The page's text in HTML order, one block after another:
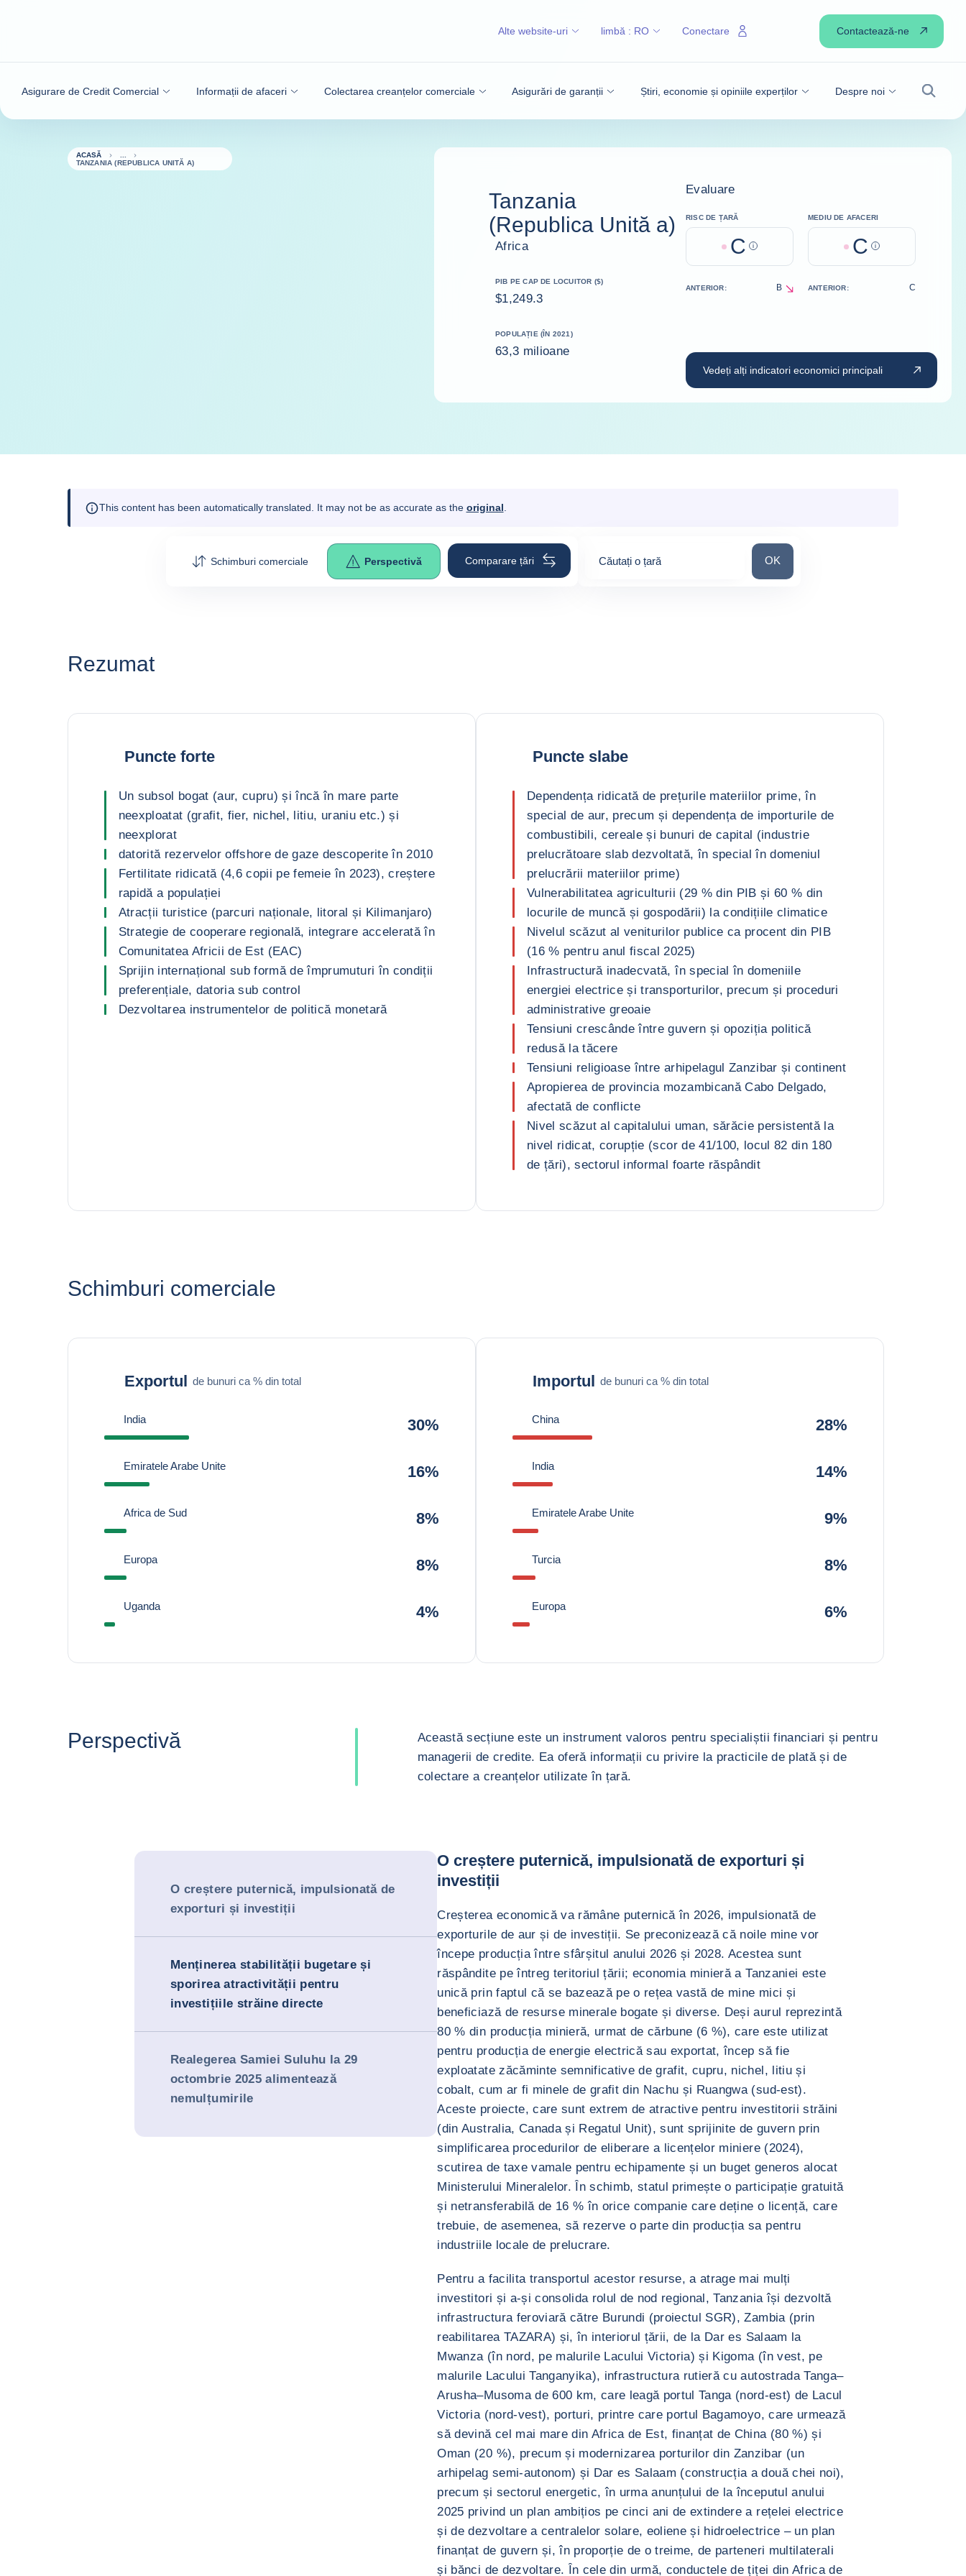
Asigurare de Credit Comercial Informații de afaceri Colectarea creanțelor comerciale Asigurări de garanții Știri, economie și opiniile experților Despre noi
Căutare
Alte website-uri limbă : RO Conectare Contactează-ne
ACASĂ
TANZANIA (REPUBLICA UNITĂ A)
Tanzania
(Republica Unită a)
Africa
PIB PE CAP DE LOCUITOR ($)
$1,249.3
POPULAȚIE (ÎN 2021)
63,3 milioane
Evaluare
RISC DE ȚARĂ
C Help
MEDIU DE AFACERI
C Help
ANTERIOR: B
decreaseANTERIOR: C
Vedeți alți indicatori economici principali
This content has been automatically translated. It may not be as accurate as the original
Schimburi comerciale Perspectivă Comparare țări Căutați o țară Căutați o țară
OK
Rezumat
Puncte forte
Un subsol bogat (aur, cupru) și încă în mare parte
neexploatat (grafit, fier, nichel, litiu, uraniu etc.) și
neexplorat
datorită rezervelor offshore de gaze descoperite în 2010
Fertilitate ridicată (4,6 copii pe femeie în 2023), creștere
rapidă a populației
Atracții turistice (parcuri naționale, litoral și Kilimanjaro)
Strategie de cooperare regională, integrare accelerată în
Comunitatea Africii de Est (EAC)
Sprijin internațional sub formă de împrumuturi în condiții
preferențiale, datoria sub control
Dezvoltarea instrumentelor de politică monetară
Puncte slabe
Dependența ridicată de prețurile materiilor prime, în
special de aur, precum și dependența de importurile de
combustibili, cereale și bunuri de capital (industrie
prelucrătoare slab dezvoltată, în special în domeniul
prelucrării materiilor prime)
Vulnerabilitatea agriculturii (29 % din PIB și 60 % din
locurile de muncă și gospodării) la condițiile climatice
Nivelul scăzut al veniturilor publice ca procent din PIB
(16 % pentru anul fiscal 2025)
Infrastructură inadecvată, în special în domeniile
energiei electrice și transporturilor, precum și proceduri
administrative greoaie
Tensiuni crescânde între guvern și opoziția politică
redusă la tăcere
Tensiuni religioase între arhipelagul Zanzibar și continent
Apropierea de provincia mozambicană Cabo Delgado,
afectată de conflicte
Nivel scăzut al capitalului uman, sărăcie persistentă la
nivel ridicat, corupție (scor de 41/100, locul 82 din 180
de țări), sectorul informal foarte răspândit
Schimburi comerciale
Exportul de bunuri ca % din total
India 30%
Emiratele Arabe Unite 16%
Africa de Sud 8%
Europa 8%
Uganda 4%
Importul de bunuri ca % din total
China 28%
India 14%
Emiratele Arabe Unite 9%
Turcia 8%
Europa 6%
Perspectivă
Această secțiune este un instrument valoros pentru specialiștii financiari și pentru
managerii de credite. Ea oferă informații cu privire la practicile de plată și de
colectare a creanțelor utilizate în țară.
O creștere puternică, impulsionată de
exporturi și investiții
Menținerea stabilității bugetare și
sporirea atractivității pentru
investițiile străine directe
Realegerea Samiei Suluhu la 29
octombrie 2025 alimentează
nemulțumirile
O creștere puternică, impulsionată de exporturi și
investiții
Creșterea economică va rămâne puternică în 2026, impulsionată de
exporturile de aur și de investiții. Se preconizează că noile mine vor
începe producția între sfârșitul anului 2026 și 2028. Acestea sunt
răspândite pe întreg teritoriul țării; economia minieră a Tanzaniei este
unică prin faptul că se bazează pe o rețea vastă de mine mici și
beneficiază de resurse minerale bogate și diverse. Deși aurul reprezintă
80 % din producția minieră, urmat de cărbune (6 %), care este utilizat
pentru producția de energie electrică sau exportat, încep să fie
exploatate zăcăminte semnificative de grafit, cupru, nichel, litiu și
cobalt, cum ar fi minele de grafit din Nachu și Ruangwa (sud-est).
Aceste proiecte, care sunt extrem de atractive pentru investitorii străini
(din Australia, Canada și Regatul Unit), sunt sprijinite de guvern prin
simplificarea procedurilor de eliberare a licențelor miniere (2024),
scutirea de taxe vamale pentru echipamente și un buget generos alocat
Ministerului Mineralelor. În schimb, statul primește o participație gratuită
și netransferabilă de 16 % în orice companie care deține o licență, care
trebuie, de asemenea, să rezerve o parte din producția sa pentru
industriile locale de prelucrare.
Pentru a facilita transportul acestor resurse, a atrage mai mulți
investitori și a-și consolida rolul de nod regional, Tanzania își dezvoltă
infrastructura feroviară către Burundi (proiectul SGR), Zambia (prin
reabilitarea TAZARA) și, în interiorul țării, de la Dar es Salaam la
Mwanza (în nord, pe malurile Lacului Victoria) și Kigoma (în vest, pe
malurile Lacului Tanganyika), infrastructura rutieră cu autostrada Tanga–
Arusha–Musoma de 600 km, care leagă portul Tanga (nord-est) de Lacul
Victoria (nord-vest), porturi, printre care portul Bagamoyo, care urmează
să devină cel mai mare din Africa de Est, finanțat de China (80 %) și
Oman (20 %), precum și modernizarea porturilor din Zanzibar (un
arhipelag semi-autonom) și Dar es Salaam (construcția a două chei noi),
precum și sectorul energetic, în urma anunțului de la începutul anului
2025 privind un plan ambițios pe cinci ani de extindere a rețelei electrice
și de dezvoltare a centralelor solare, eoliene și hidroelectrice – un plan
finanțat de guvern și, în proporție de o treime, de parteneri multilaterali
și bănci de dezvoltare. În cele din urmă, conductele de țiței din Africa de